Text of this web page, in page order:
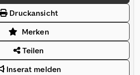
Druckansicht
Merken
Teilen
Inserat melden